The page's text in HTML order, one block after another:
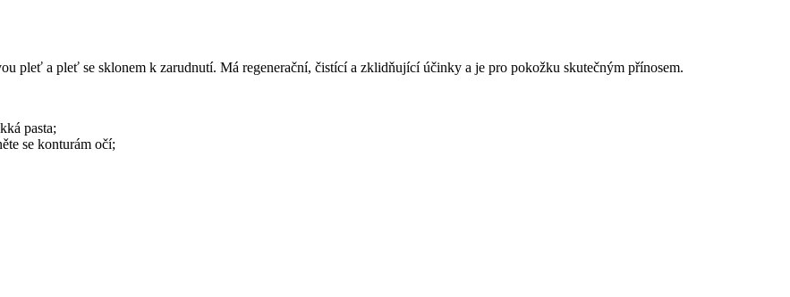
pleť a pleť se sklonem k zarudnutí. Má regenerační, čistící a zklidňující účinky a je pro pokožku skutečným přínosem.
pasta;
se konturám očí;